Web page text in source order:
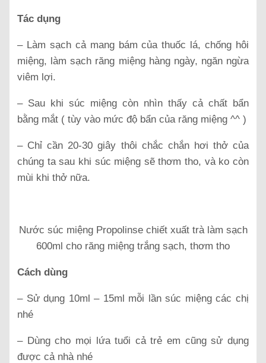
Tác dụng
– Làm sạch cả mang bám của thuốc lá, chống hôi
miệng, làm sạch răng miệng hàng ngày, ngăn ngừa
viêm lợi.
– Sau khi súc miệng còn nhìn thấy cả chất bẩn
bằng mắt ( tùy vào mức độ bẩn của răng miệng ^^ )
– Chỉ cần 20-30 giây thôi chắc chắn hơi thở của
chúng ta sau khi súc miệng sẽ thơm tho, và ko còn
mùi khi thở nữa.
Nước súc miệng Propolinse chiết xuất trà làm sạch
600ml cho răng miệng trắng sạch, thơm tho
Cách dùng
– Sử dụng 10ml – 15ml mỗi lần súc miệng các chị
nhé
– Dùng cho mọi lứa tuổi cả trẻ em cũng sử dụng
được cả nhà nhé